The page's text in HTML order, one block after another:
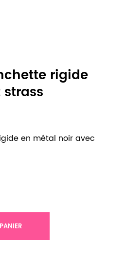
rigide
en métal noir avec